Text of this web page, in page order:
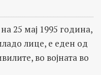
25 мај 1995 година,
лице, е еден од
во војната во